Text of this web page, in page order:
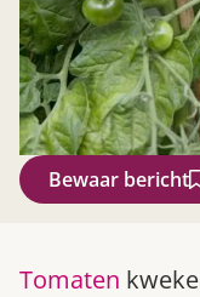
Bewaar bericht
Tomaten